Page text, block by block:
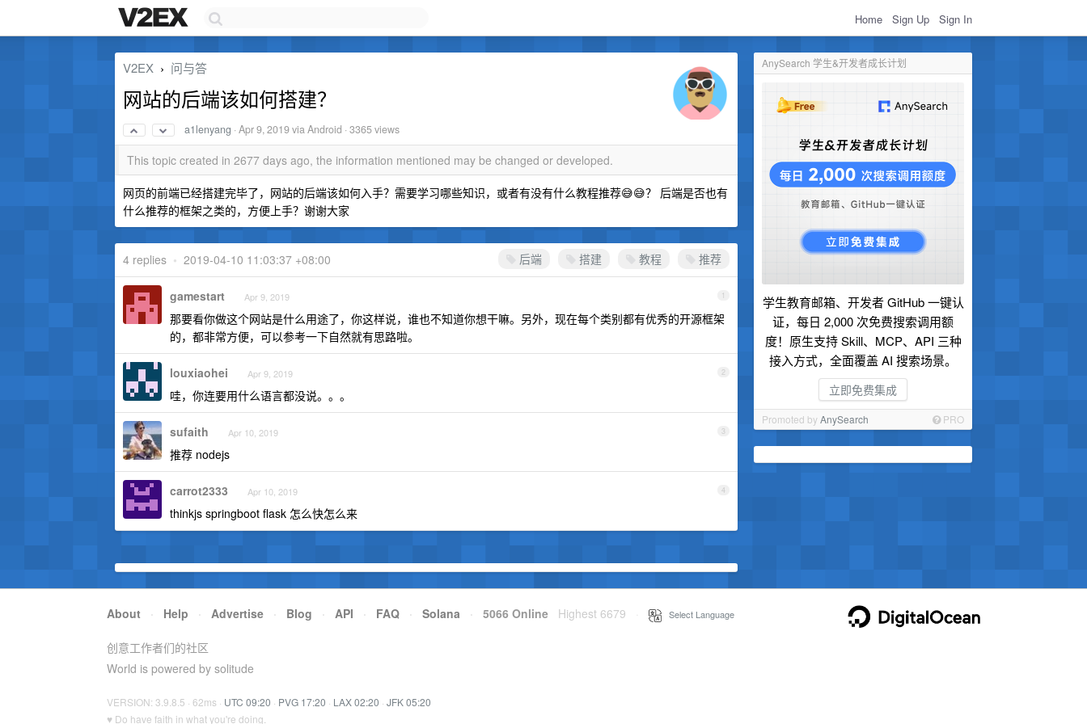
Home Sign Up Sign In
AnySearch 学生&开发者成长计划
学生教育邮箱、开发者 GitHub 一键认
证，每日 2,000 次免费搜索调用额
度！原生支持 Skill、MCP、API 三种
接入方式，全面覆盖 AI 搜索场景。
立即免费集成
Promoted byAnySearch PRO
V2EX › 问与答
网站的后端该如何搭建？
a1lenyang ·Apr 9, 2019via Android · 3365 views
This topic created in 2677 days ago, the information mentioned may be changed or developed.
网页的前端已经搭建完毕了，网站的后端该如何入手？需要学习哪些知识，或者有没有什么教程推荐😅😅？ 后端是否也有
什么推荐的框架之类的，方便上手？谢谢大家
后端 搭建 教程 推荐
4 replies • 2019-04-10 11:03:37 +08:00
1
gamestart Apr 9, 2019
那要看你做这个网站是什么用途了，你这样说，谁也不知道你想干嘛。另外，现在每个类别都有优秀的开源框架
的，都非常方便，可以参考一下自然就有思路啦。
2
louxiaohei Apr 9, 2019
哇，你连要用什么语言都没说。。。
3
sufaith Apr 10, 2019
推荐 nodejs
4
carrot2333 Apr 10, 2019
thinkjs springboot flask 怎么快怎么来
About · Help · Advertise · Blog · API · FAQ · Solana · 5066 Online Highest 6679 Select Language
创意工作者们的社区
World is powered by solitude
VERSION: 3.9.8.5 · 62ms · UTC 09:20 · PVG 17:20 · LAX 02:20 · JFK 05:20
♥ Do have faith in what you're doing.